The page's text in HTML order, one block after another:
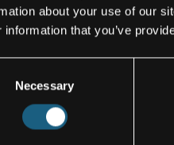
about your use of our
information that you’ve
Necessary